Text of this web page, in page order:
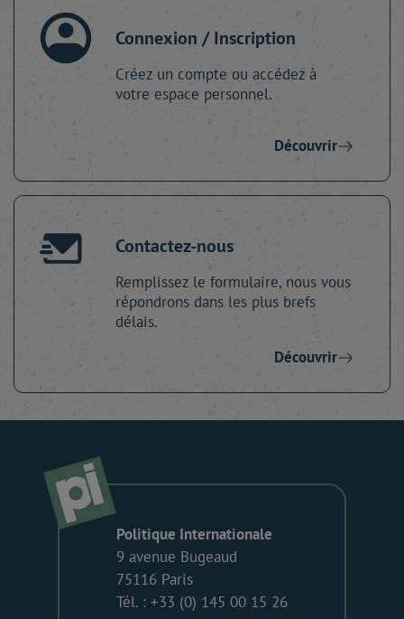
Connexion / Inscription
Créez un compte ou accédez à
votre espace personnel.
Découvrir
Contactez-nous
Remplissez le formulaire, nous vous
répondrons dans les plus brefs
délais.
Découvrir
Politique Internationale
9 avenue Bugeaud
75116 Paris
Tél. : +33 (0) 145 00 15 26